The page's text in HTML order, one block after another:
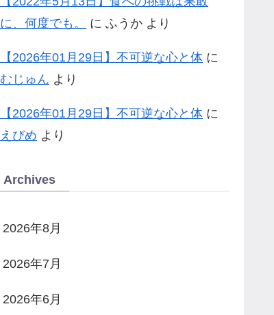
に、何度でも。
に ふうか より
【2026年01月29日】不可逆な心と体 に
むじゅん より
【2026年01月29日】不可逆な心と体 に
えびめ より
Archives
2026年8月
2026年7月
2026年6月